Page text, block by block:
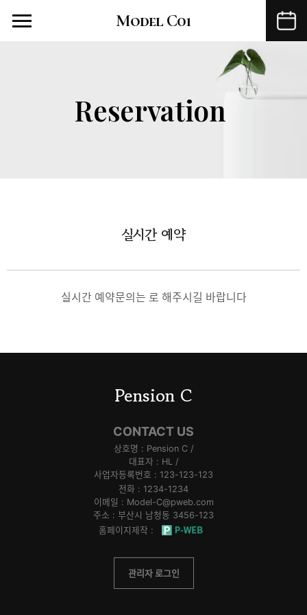
Menu Model C01
Reservation
실시간 예약
실시간 예약문의는 로 해주시길 바랍니다
Pension C
CONTACT US
상호명 : Pension C/
대표자 : HL/
사업자등록번호 : 123-123-123
전화 : 1234-1234
이메일 : Model-C@pweb.com
주소 : 부산시 남청동 3456-123
홈페이지제작 :
관리자 로그인